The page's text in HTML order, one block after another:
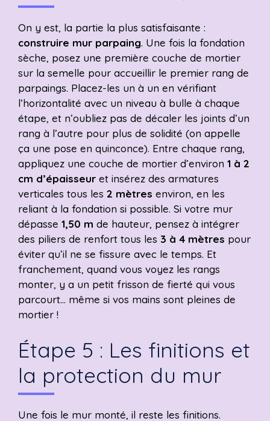
On y est, la partie la plus satisfaisante :
construire mur parpaing. Une fois la fondation
sèche, posez une première couche de mortier
sur la semelle pour accueillir le premier rang de
parpaings. Placez-les un à un en vérifiant
l’horizontalité avec un niveau à bulle à chaque
étape, et n’oubliez pas de décaler les joints d’un
rang à l’autre pour plus de solidité (on appelle
ça une pose en quinconce). Entre chaque rang,
appliquez une couche de mortier d’environ 1 à 2
cm d’épaisseur et insérez des armatures
verticales tous les 2 mètres environ, en les
reliant à la fondation si possible. Si votre mur
dépasse 1,50 m de hauteur, pensez à intégrer
des piliers de renfort tous les 3 à 4 mètres pour
éviter qu’il ne se fissure avec le temps. Et
franchement, quand vous voyez les rangs
monter, y a un petit frisson de fierté qui vous
parcourt… même si vos mains sont pleines de
mortier !
Étape 5 : Les finitions et
la protection du mur
Une fois le mur monté, il reste les finitions.